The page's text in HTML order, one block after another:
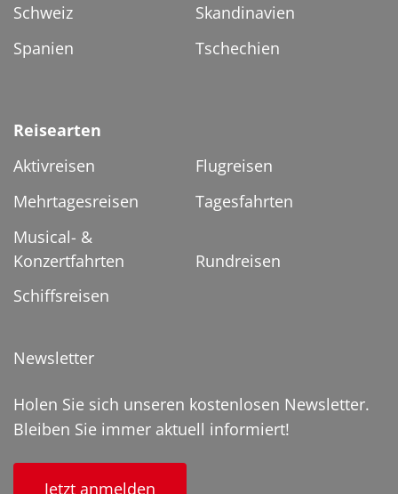
Schweiz
Skandinavien
Spanien
Tschechien
Reisearten
Aktivreisen
Flugreisen
Mehrtagesreisen
Tagesfahrten
Musical- &
Konzertfahrten
Rundreisen
Schiffsreisen
Newsletter
Holen Sie sich unseren kostenlosen Newsletter.
Bleiben Sie immer aktuell informiert!
Jetzt anmelden